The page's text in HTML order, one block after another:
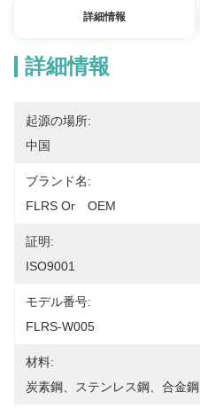
詳細情報
詳細情報
起源の場所:
中国
ブランド名:
FLRS Or　OEM
証明:
ISO9001
モデル番号:
FLRS-W005
材料:
炭素鋼、ステンレス鋼、合金鋼